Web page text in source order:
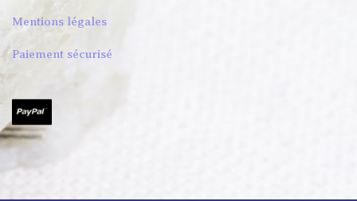
Mentions légales
Paiement sécurisé